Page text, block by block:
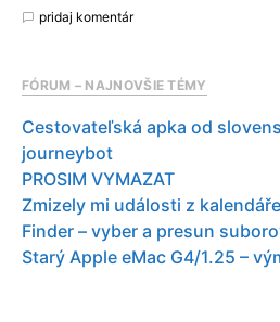
pridaj komentár
FÓRUM – NAJNOVŠIE TÉMY
Cestovateľská apka od
journeybot
PROSIM VYMAZAT
Zmizely mi události z kalendáře
Finder – vyber a presun
Starý Apple eMac G4/1.25 –